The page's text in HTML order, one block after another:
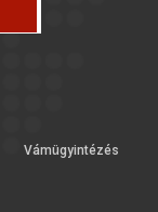
Vámügyintézés